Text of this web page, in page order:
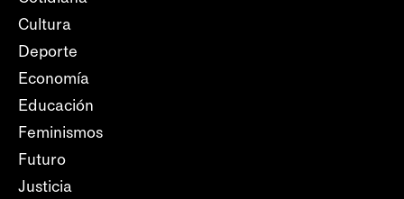
Cultura
Deporte
Economía
Educación
Feminismos
Futuro
Justicia